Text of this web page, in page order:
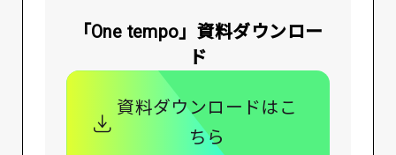
「One tempo」資料ダウンロー
ド
資料ダウンロードはこ
ちら